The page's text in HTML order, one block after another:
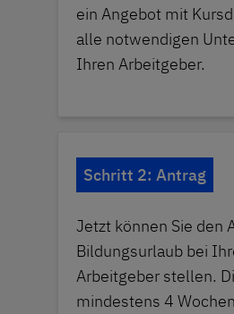
ein Angebot mit
alle notwendigen
Ihren Arbeitgeber.
Schritt 2: Antrag
Jetzt können Sie den
Bildungsurlaub bei
Arbeitgeber stellen.
mindestens 4